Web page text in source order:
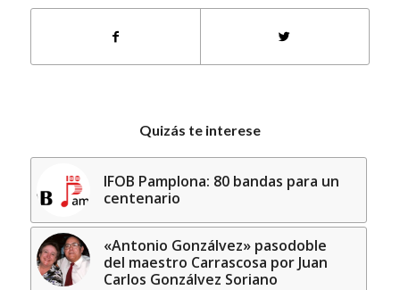
Quizás te interese
IFOB Pamplona: 80 bandas para un
centenario
«Antonio Gonzálvez» pasodoble
del maestro Carrascosa por Juan
Carlos Gonzálvez Soriano